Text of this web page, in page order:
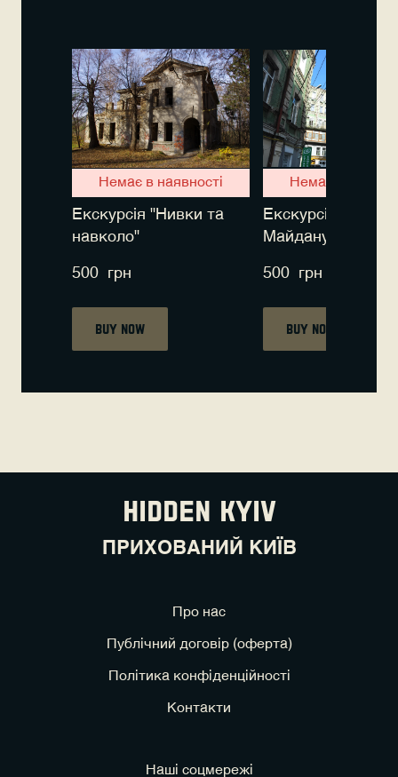
Немає в наявності
Екскурсія "Нивки та
навколо"
500  грн
Buy now
Немає в
Екскурсія
Майдану"
500  грн
Buy now
HIDDEN KYIV
ПРИХОВАНИЙ КИЇВ
Про нас
Публічний договір (оферта)
Політика конфіденційності
Контакти
Наші соцмережі